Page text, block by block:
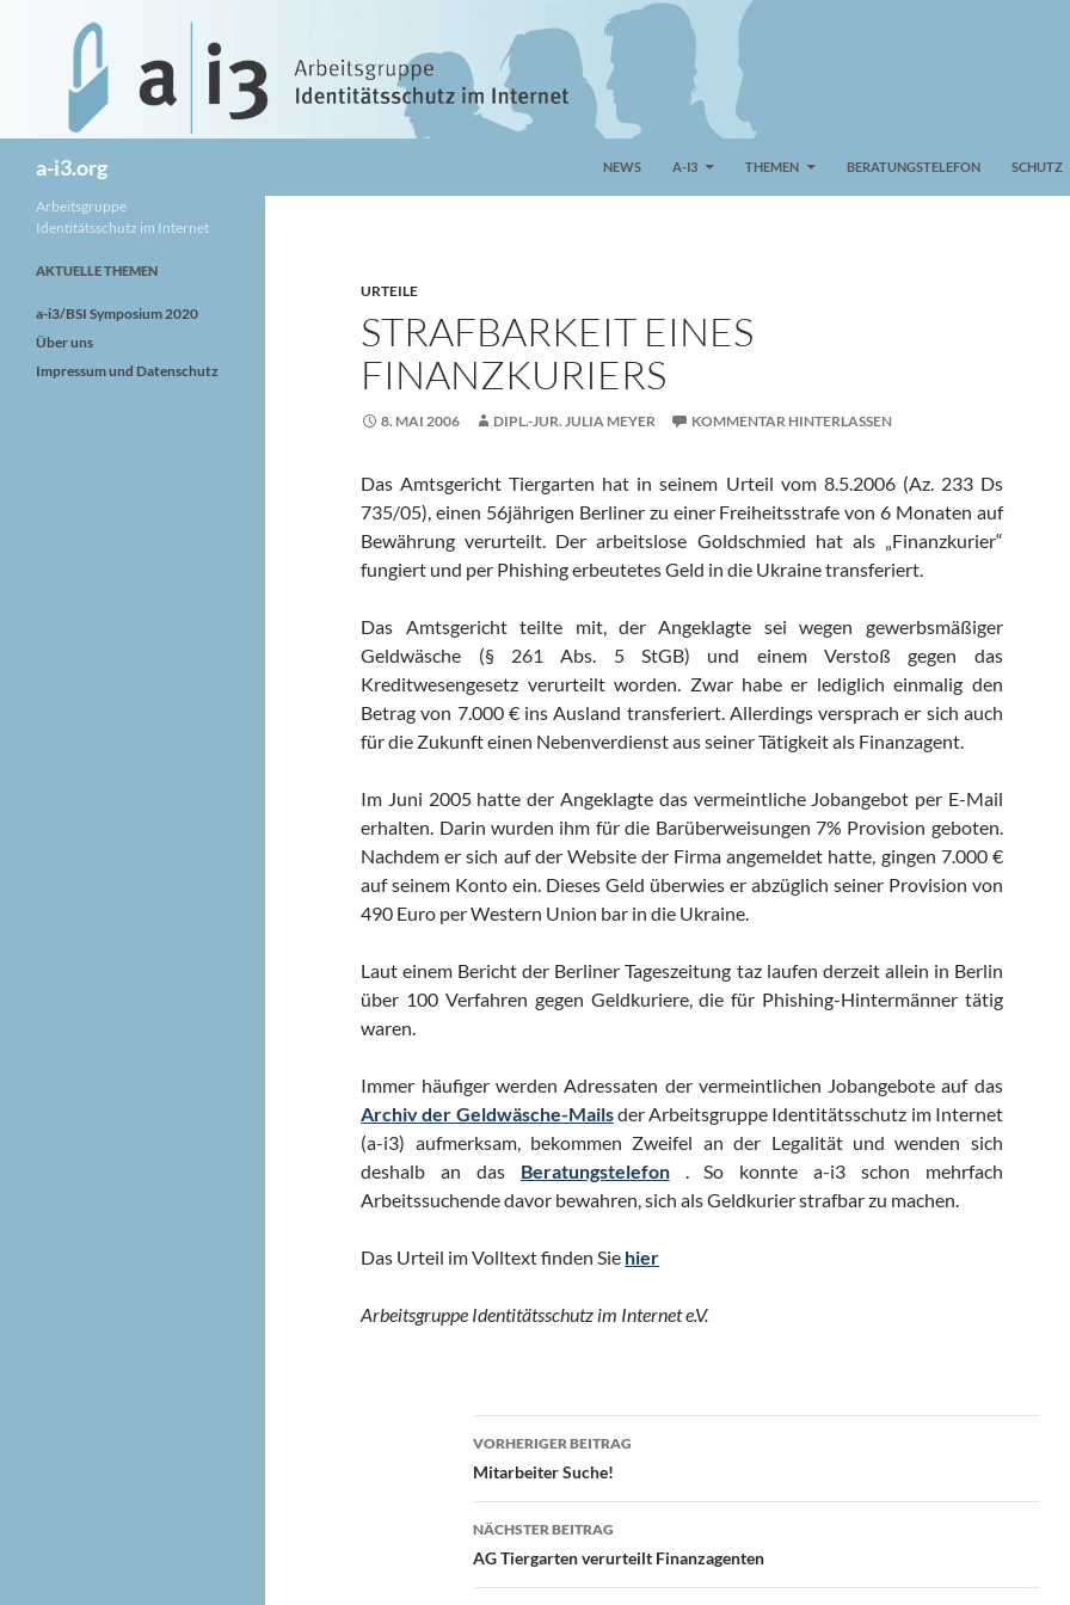
a-i3.org NEWS A-I3 THEMEN BERATUNGSTELEFON SCHUTZ
URTEILE
STRAFBARKEIT EINES
FINANZKURIERS
8. MAI 2006 DIPL.-JUR. JULIA MEYER KOMMENTAR HINTERLASSEN
Das Amtsgericht Tiergarten hat in seinem Urteil vom 8.5.2006 (Az. 233 Ds
735/05), einen 56jährigen Berliner zu einer Freiheitsstrafe von 6 Monaten auf
Bewährung verurteilt. Der arbeitslose Goldschmied hat als „Finanzkurier“
fungiert und per Phishing erbeutetes Geld in die Ukraine transferiert.
Das Amtsgericht teilte mit, der Angeklagte sei wegen gewerbsmäßiger
Geldwäsche (§ 261 Abs. 5 StGB) und einem Verstoß gegen das
Kreditwesengesetz verurteilt worden. Zwar habe er lediglich einmalig den
Betrag von 7.000 € ins Ausland transferiert. Allerdings versprach er sich auch
für die Zukunft einen Nebenverdienst aus seiner Tätigkeit als Finanzagent.
Im Juni 2005 hatte der Angeklagte das vermeintliche Jobangebot per E-Mail
erhalten. Darin wurden ihm für die Barüberweisungen 7% Provision geboten.
Nachdem er sich auf der Website der Firma angemeldet hatte, gingen 7.000 €
auf seinem Konto ein. Dieses Geld überwies er abzüglich seiner Provision von
490 Euro per Western Union bar in die Ukraine.
Laut einem Bericht der Berliner Tageszeitung taz laufen derzeit allein in Berlin
über 100 Verfahren gegen Geldkuriere, die für Phishing-Hintermänner tätig
waren.
Immer häufiger werden Adressaten der vermeintlichen Jobangebote auf das
Archiv der Geldwäsche-Mailsder Arbeitsgruppe Identitätsschutz im Internet
(a-i3) aufmerksam, bekommen Zweifel an der Legalität und wenden sich
deshalb an das Beratungstelefon. So konnte a-i3 schon mehrfach
Arbeitssuchende davor bewahren, sich als Geldkurier strafbar zu machen.
Das Urteil im Volltext finden Sie hier
Arbeitsgruppe Identitätsschutz im Internet e.V.
Beitragsnavigation
VORHERIGER BEITRAG
Mitarbeiter Suche!
NÄCHSTER BEITRAG
AG Tiergarten verurteilt Finanzagenten
Arbeitsgruppe
Identitätsschutz im Internet
AKTUELLE THEMEN
a-i3/BSI Symposium 2020
Über uns
Impressum und Datenschutz